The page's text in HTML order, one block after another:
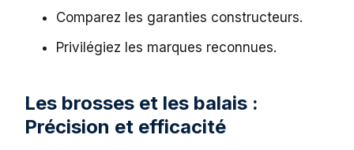
Comparez les garanties constructeurs.
Privilégiez les marques reconnues.
Les brosses et les balais :
Précision et efficacité